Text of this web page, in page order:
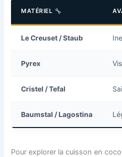
MATÉRIEL
Le Creuset / Staub
Pyrex
Cristel / Tefal
Baumstal / Lagostina
Pour explorer la cuisson en